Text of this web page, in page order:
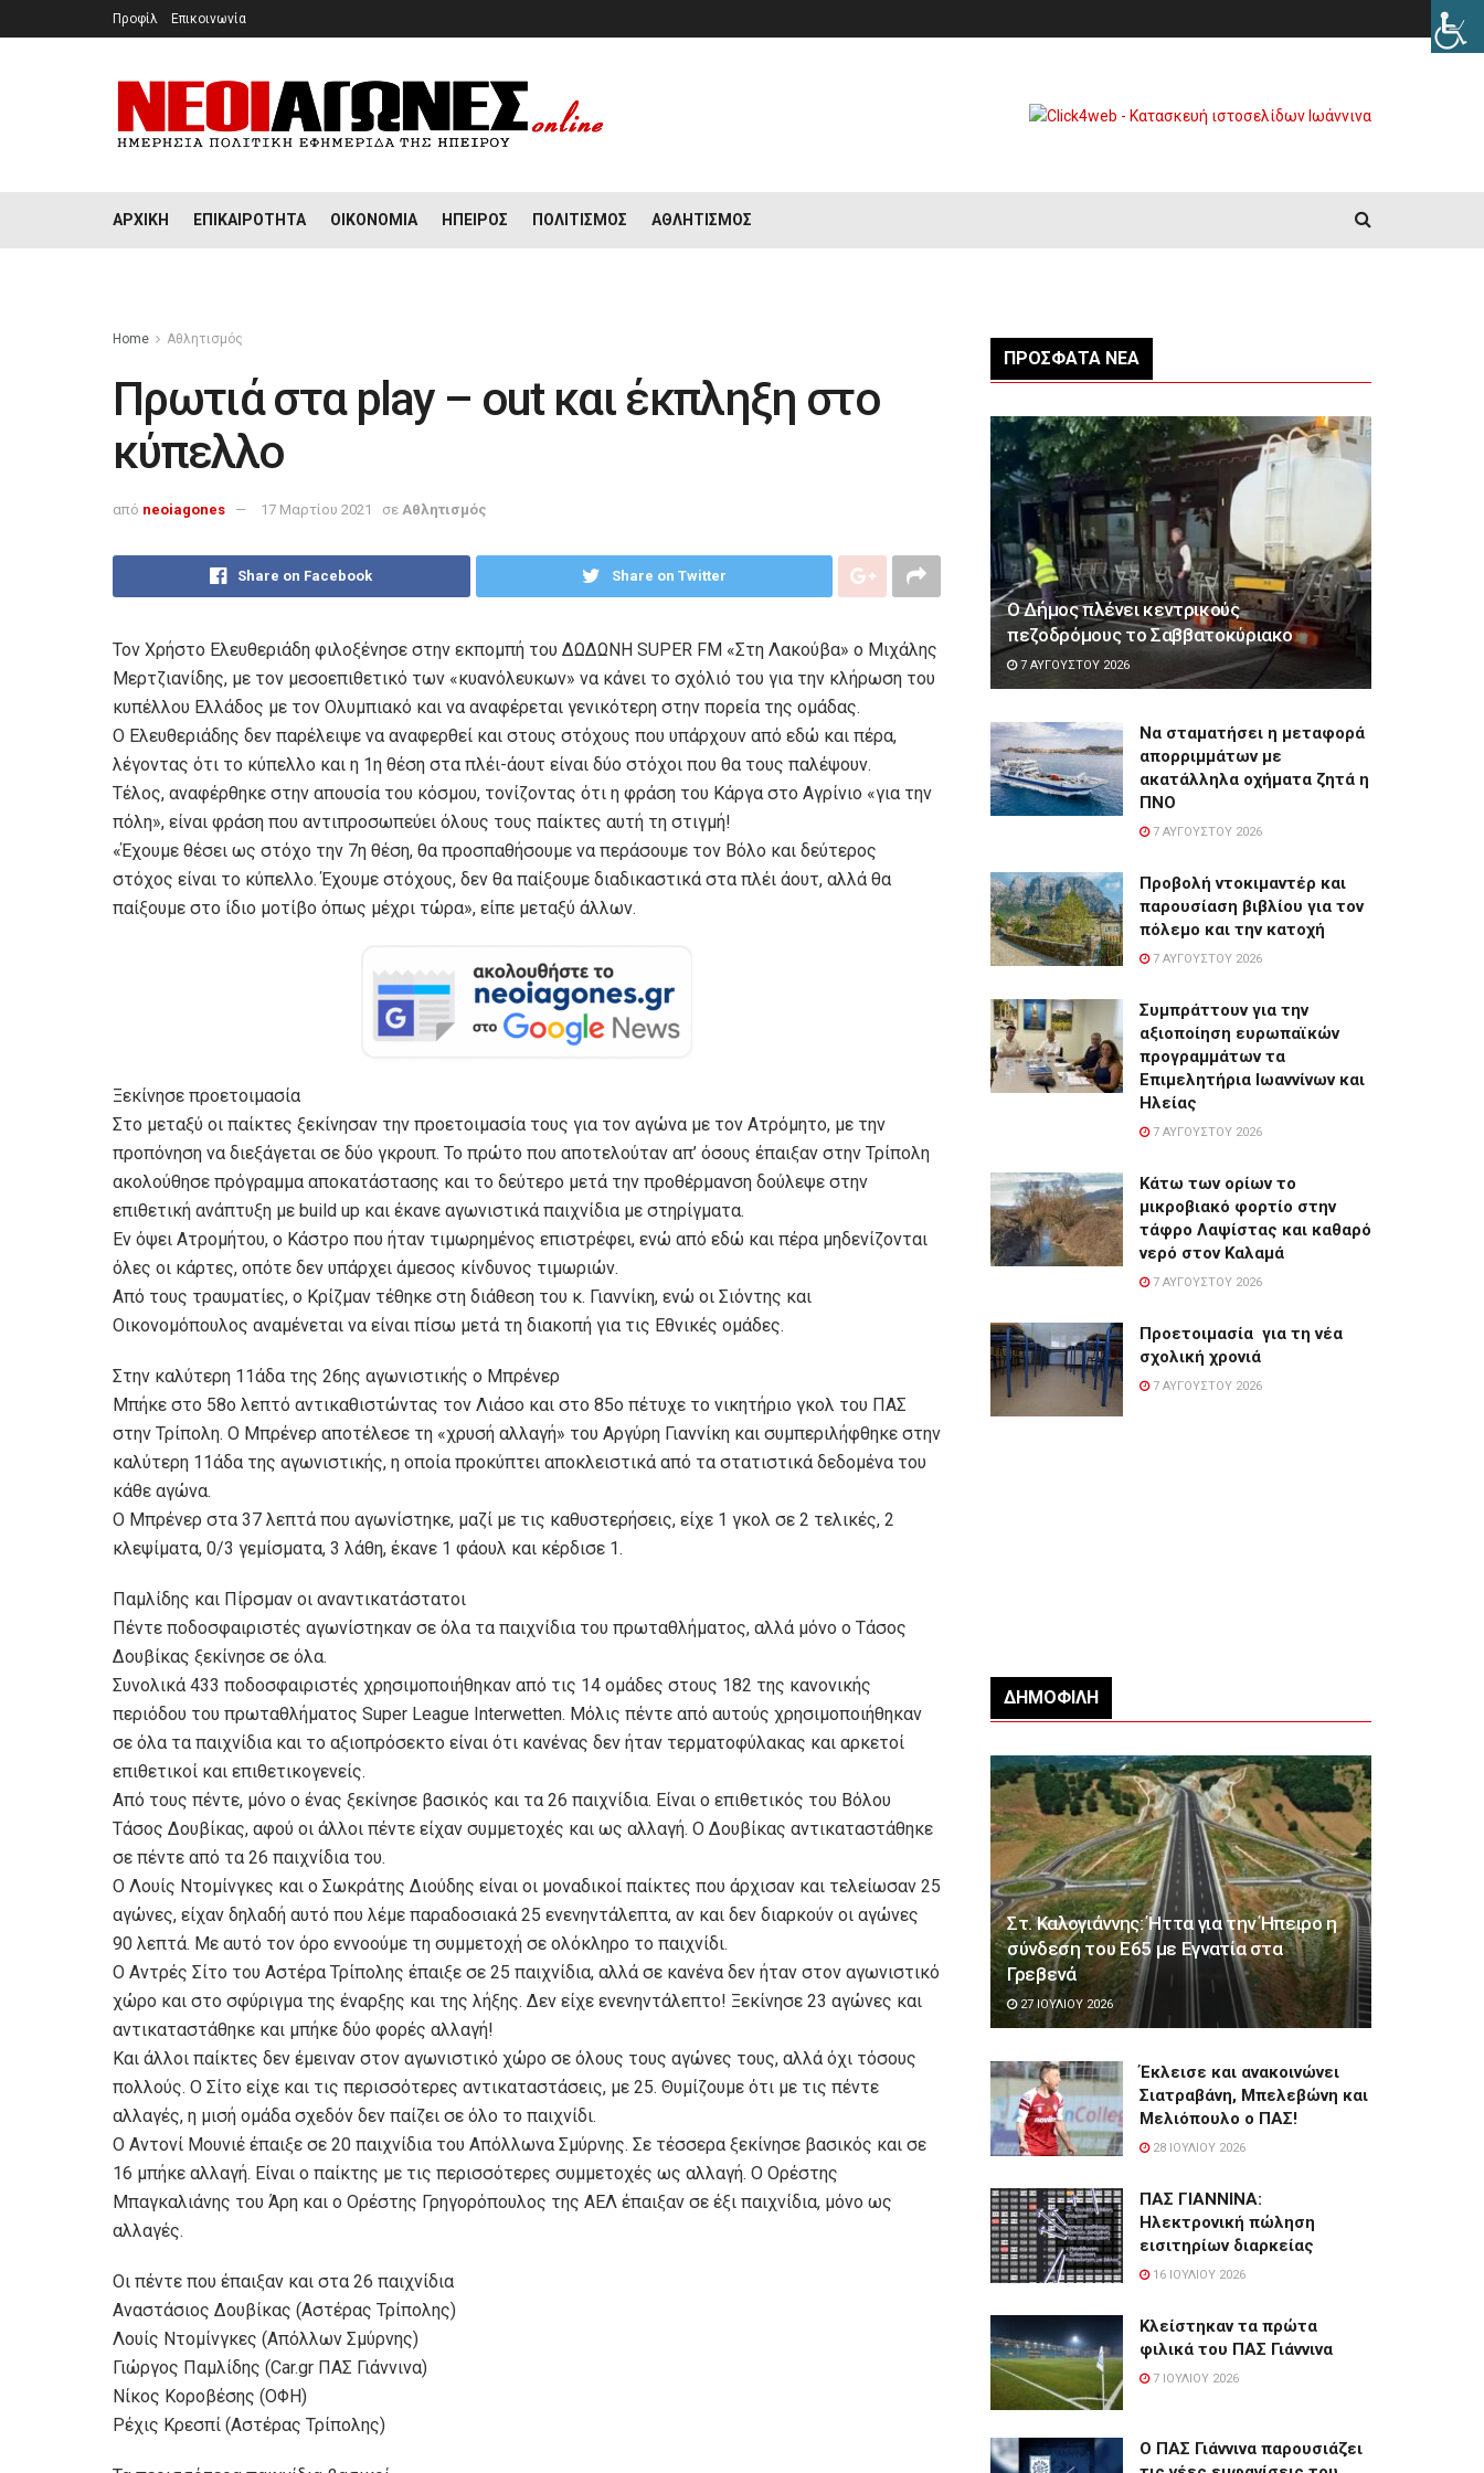
Προφίλ Επικοινωνία
ΑΡΧΙΚΉ ΕΠΙΚΑΙΡΌΤΗΤΑ ΟΙΚΟΝΟΜΊΑ ΉΠΕΙΡΟΣ ΠΟΛΙΤΙΣΜΌΣ ΑΘΛΗΤΙΣΜΌΣ
Home Αθλητισμός
Πρωτιά στα play – out και έκπληξη στο
κύπελλο
από neoiagones 17 Μαρτίου 2021 σε Αθλητισμός
Share on Facebook Share on Twitter
Τον Χρήστο Ελευθεριάδη φιλοξένησε στην εκπομπή του ΔΩΔΩΝΗ SUPER FM «Στη Λακούβα» ο Μιχάλης
Μερτζιανίδης, με τον μεσοεπιθετικό των «κυανόλευκων» να κάνει το σχόλιό του για την κλήρωση του
κυπέλλου Ελλάδος με τον Ολυμπιακό και να αναφέρεται γενικότερη στην πορεία της ομάδας.
Ο Ελευθεριάδης δεν παρέλειψε να αναφερθεί και στους στόχους που υπάρχουν από εδώ και πέρα,
λέγοντας ότι το κύπελλο και η 1η θέση στα πλέι-άουτ είναι δύο στόχοι που θα τους παλέψουν.
Τέλος, αναφέρθηκε στην απουσία του κόσμου, τονίζοντας ότι η φράση του Κάργα στο Αγρίνιο «για την
πόλη», είναι φράση που αντιπροσωπεύει όλους τους παίκτες αυτή τη στιγμή!
«Έχουμε θέσει ως στόχο την 7η θέση, θα προσπαθήσουμε να περάσουμε τον Βόλο και δεύτερος
στόχος είναι το κύπελλο. Έχουμε στόχους, δεν θα παίξουμε διαδικαστικά στα πλέι άουτ, αλλά θα
παίξουμε στο ίδιο μοτίβο όπως μέχρι τώρα», είπε μεταξύ άλλων.
Ξεκίνησε προετοιμασία
Στο μεταξύ οι παίκτες ξεκίνησαν την προετοιμασία τους για τον αγώνα με τον Ατρόμητο, με την
προπόνηση να διεξάγεται σε δύο γκρουπ. Το πρώτο που αποτελούταν απ’ όσους έπαιξαν στην Τρίπολη
ακολούθησε πρόγραμμα αποκατάστασης και το δεύτερο μετά την προθέρμανση δούλεψε στην
επιθετική ανάπτυξη με build up και έκανε αγωνιστικά παιχνίδια με στηρίγματα.
Εν όψει Ατρομήτου, ο Κάστρο που ήταν τιμωρημένος επιστρέφει, ενώ από εδώ και πέρα μηδενίζονται
όλες οι κάρτες, οπότε δεν υπάρχει άμεσος κίνδυνος τιμωριών.
Από τους τραυματίες, ο Κρίζμαν τέθηκε στη διάθεση του κ. Γιαννίκη, ενώ οι Σιόντης και
Οικονομόπουλος αναμένεται να είναι πίσω μετά τη διακοπή για τις Εθνικές ομάδες.
Στην καλύτερη 11άδα της 26ης αγωνιστικής ο Μπρένερ
Μπήκε στο 58ο λεπτό αντικαθιστώντας τον Λιάσο και στο 85ο πέτυχε το νικητήριο γκολ του ΠΑΣ
στην Τρίπολη. Ο Μπρένερ αποτέλεσε τη «χρυσή αλλαγή» του Αργύρη Γιαννίκη και συμπεριλήφθηκε στην
καλύτερη 11άδα της αγωνιστικής, η οποία προκύπτει αποκλειστικά από τα στατιστικά δεδομένα του
κάθε αγώνα.
Ο Μπρένερ στα 37 λεπτά που αγωνίστηκε, μαζί με τις καθυστερήσεις, είχε 1 γκολ σε 2 τελικές, 2
κλεψίματα, 0/3 γεμίσματα, 3 λάθη, έκανε 1 φάουλ και κέρδισε 1.
Παμλίδης και Πίρσμαν οι αναντικατάστατοι
Πέντε ποδοσφαιριστές αγωνίστηκαν σε όλα τα παιχνίδια του πρωταθλήματος, αλλά μόνο ο Τάσος
Δουβίκας ξεκίνησε σε όλα.
Συνολικά 433 ποδοσφαιριστές χρησιμοποιήθηκαν από τις 14 ομάδες στους 182 της κανονικής
περιόδου του πρωταθλήματος Super League Interwetten. Μόλις πέντε από αυτούς χρησιμοποιήθηκαν
σε όλα τα παιχνίδια και το αξιοπρόσεκτο είναι ότι κανένας δεν ήταν τερματοφύλακας και αρκετοί
επιθετικοί και επιθετικογενείς.
Από τους πέντε, μόνο ο ένας ξεκίνησε βασικός και τα 26 παιχνίδια. Είναι ο επιθετικός του Βόλου
Τάσος Δουβίκας, αφού οι άλλοι πέντε είχαν συμμετοχές και ως αλλαγή. Ο Δουβίκας αντικαταστάθηκε
σε πέντε από τα 26 παιχνίδια του.
Ο Λουίς Ντομίνγκες και ο Σωκράτης Διούδης είναι οι μοναδικοί παίκτες που άρχισαν και τελείωσαν 25
αγώνες, είχαν δηλαδή αυτό που λέμε παραδοσιακά 25 ενενηντάλεπτα, αν και δεν διαρκούν οι αγώνες
90 λεπτά. Με αυτό τον όρο εννοούμε τη συμμετοχή σε ολόκληρο το παιχνίδι.
Ο Αντρές Σίτο του Αστέρα Τρίπολης έπαιξε σε 25 παιχνίδια, αλλά σε κανένα δεν ήταν στον αγωνιστικό
χώρο και στο σφύριγμα της έναρξης και της λήξης. Δεν είχε ενενηντάλεπτο! Ξεκίνησε 23 αγώνες και
αντικαταστάθηκε και μπήκε δύο φορές αλλαγή!
Και άλλοι παίκτες δεν έμειναν στον αγωνιστικό χώρο σε όλους τους αγώνες τους, αλλά όχι τόσους
πολλούς. Ο Σίτο είχε και τις περισσότερες αντικαταστάσεις, με 25. Θυμίζουμε ότι με τις πέντε
αλλαγές, η μισή ομάδα σχεδόν δεν παίζει σε όλο το παιχνίδι.
Ο Αντονί Μουνιέ έπαιξε σε 20 παιχνίδια του Απόλλωνα Σμύρνης. Σε τέσσερα ξεκίνησε βασικός και σε
16 μπήκε αλλαγή. Είναι ο παίκτης με τις περισσότερες συμμετοχές ως αλλαγή. Ο Ορέστης
Μπαγκαλιάνης του Άρη και ο Ορέστης Γρηγορόπουλος της ΑΕΛ έπαιξαν σε έξι παιχνίδια, μόνο ως
αλλαγές.
Οι πέντε που έπαιξαν και στα 26 παιχνίδια
Αναστάσιος Δουβίκας (Αστέρας Τρίπολης)
Λουίς Ντομίνγκες (Απόλλων Σμύρνης)
Γιώργος Παμλίδης (Car.gr ΠΑΣ Γιάννινα)
Νίκος Κοροβέσης (ΟΦΗ)
Ρέχις Κρεσπί (Αστέρας Τρίπολης)
ΠΡΌΣΦΑΤΑ ΝΈΑ
Ο Δήμος πλένει κεντρικούς
πεζοδρόμους το Σαββατοκύριακο
7 ΑΥΓΟΎΣΤΟΥ 2026
Να σταματήσει η μεταφορά
απορριμμάτων με
ακατάλληλα οχήματα ζητά η
ΠΝΟ
7 ΑΥΓΟΎΣΤΟΥ 2026
Προβολή ντοκιμαντέρ και
παρουσίαση βιβλίου για τον
πόλεμο και την κατοχή
7 ΑΥΓΟΎΣΤΟΥ 2026
Συμπράττουν για την
αξιοποίηση ευρωπαϊκών
προγραμμάτων τα
Επιμελητήρια Ιωαννίνων και
Ηλείας
7 ΑΥΓΟΎΣΤΟΥ 2026
Κάτω των ορίων το
μικροβιακό φορτίο στην
τάφρο Λαψίστας και καθαρό
νερό στον Καλαμά
7 ΑΥΓΟΎΣΤΟΥ 2026
Προετοιμασία για τη νέα
σχολική χρονιά
7 ΑΥΓΟΎΣΤΟΥ 2026
ΔΗΜΟΦΙΛΉ
Στ. Καλογιάννης: Ήττα για την Ήπειρο η
σύνδεση του Ε65 με Εγνατία στα
Γρεβενά
27 ΙΟΥΛΊΟΥ 2026
Έκλεισε και ανακοινώνει
Σιατραβάνη, Μπελεβώνη και
Μελιόπουλο ο ΠΑΣ!
28 ΙΟΥΛΊΟΥ 2026
ΠΑΣ ΓΙΑΝΝΙΝΑ:
Hλεκτρονική πώληση
εισιτηρίων διαρκείας
16 ΙΟΥΛΊΟΥ 2026
Κλείστηκαν τα πρώτα
φιλικά του ΠΑΣ Γιάννινα
7 ΙΟΥΛΊΟΥ 2026
Ο ΠΑΣ Γιάννινα παρουσιάζει